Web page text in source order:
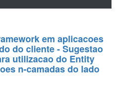
em aplicacoes
do cliente - Sugestao
utilizacao do Entity
n-camadas do lado